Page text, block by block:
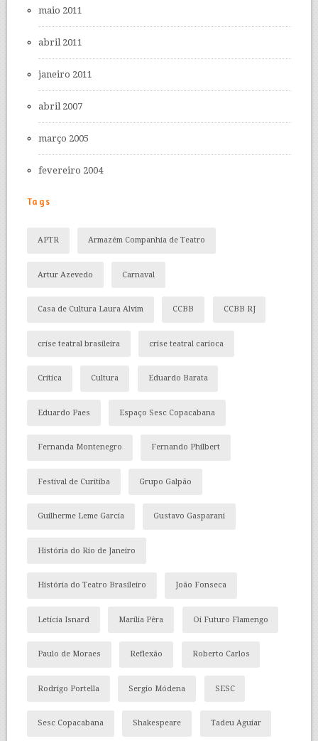
maio 2011
abril 2011
janeiro 2011
abril 2007
março 2005
fevereiro 2004
Tags
APTR Armazém Companhia de Teatro
Artur Azevedo Carnaval
Casa de Cultura Laura Alvim CCBB CCBB RJ
crise teatral brasileira crise teatral carioca
Crítica Cultura Eduardo Barata
Eduardo Paes Espaço Sesc Copacabana
Fernanda Montenegro Fernando Philbert
Festival de Curitiba Grupo Galpão
Guilherme Leme Garcia Gustavo Gasparani
História do Rio de Janeiro
História do Teatro Brasileiro João Fonseca
Letícia Isnard Marília Pêra Oi Futuro Flamengo
Paulo de Moraes Reflexão Roberto Carlos
Rodrigo Portella Sergio Módena SESC
Sesc Copacabana Shakespeare Tadeu Aguiar